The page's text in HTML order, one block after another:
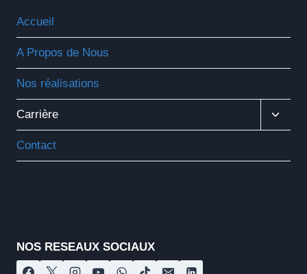
Accueil
A Propos de Nous
Nos réalisations
Carrière
Contact
NOS RESEAUX SOCIAUX